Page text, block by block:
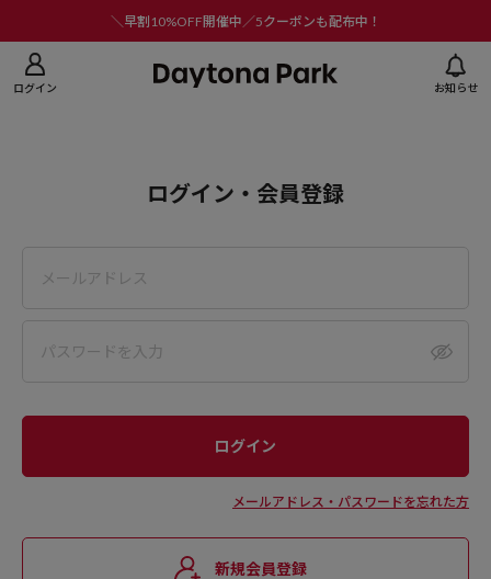
＼早割10%OFF開催中／5クーポンも配布中！
ログイン お知らせ
ログイン・会員登録
メールアドレス・パスワードを忘れた方
新規会員登録